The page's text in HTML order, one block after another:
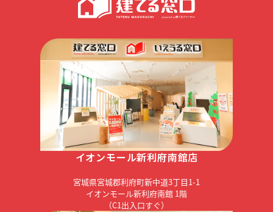
イオンモール新利府南館店
宮城県宮城郡利府町新中道3丁目1-1
イオンモール新利府南館 1階
（C1出入口すぐ）